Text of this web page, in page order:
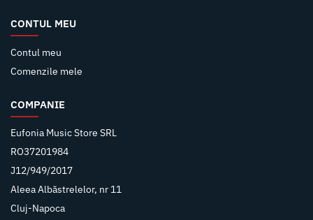
CONTUL MEU
Contul meu
Comenzile mele
COMPANIE
Eufonia Music Store SRL
RO37201984
J12/949/2017
Aleea Albăstrelelor, nr 11
Cluj-Napoca